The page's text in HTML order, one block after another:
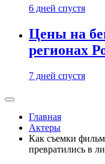
6 дней спустя
Цены на
регионах
7 дней спустя
Главная
Актеры
Как съемки
превратились в